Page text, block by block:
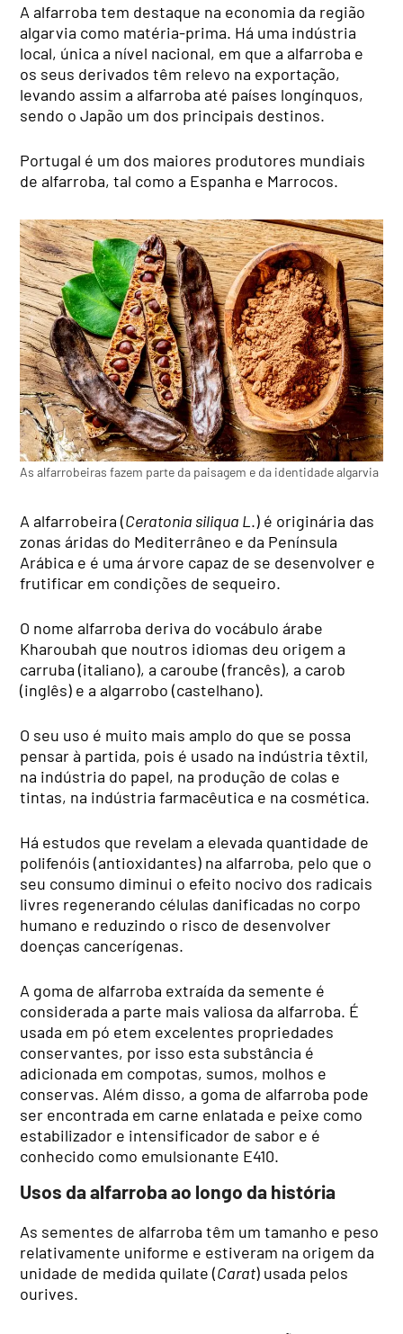
A alfarroba tem destaque na economia da região
algarvia como matéria-prima. Há uma indústria
local, única a nível nacional, em que a alfarroba e
os seus derivados têm relevo na exportação,
levando assim a alfarroba até países longínquos,
sendo o Japão um dos principais destinos.
Portugal é um dos maiores produtores mundiais
de alfarroba, tal como a Espanha e Marrocos.
As alfarrobeiras fazem parte da paisagem e da identidade algarvia
A alfarrobeira (Ceratonia siliqua L.) é originária das
zonas áridas do Mediterrâneo e da Península
Arábica e é uma árvore capaz de se desenvolver e
frutificar em condições de sequeiro.
O nome alfarroba deriva do vocábulo árabe
Kharoubah que noutros idiomas deu origem a
carruba (italiano), a caroube (francês), a carob
(inglês) e a algarrobo (castelhano).
O seu uso é muito mais amplo do que se possa
pensar à partida, pois é usado na indústria têxtil,
na indústria do papel, na produção de colas e
tintas, na indústria farmacêutica e na cosmética.
Há estudos que revelam a elevada quantidade de
polifenóis (antioxidantes) na alfarroba, pelo que o
seu consumo diminui o efeito nocivo dos radicais
livres regenerando células danificadas no corpo
humano e reduzindo o risco de desenvolver
doenças cancerígenas.
A goma de alfarroba extraída da semente é
considerada a parte mais valiosa da alfarroba. É
usada em pó etem excelentes propriedades
conservantes, por isso esta substância é
adicionada em compotas, sumos, molhos e
conservas. Além disso, a goma de alfarroba pode
ser encontrada em carne enlatada e peixe como
estabilizador e intensificador de sabor e é
conhecido como emulsionante E410.
Usos da alfarroba ao longo da história
As sementes de alfarroba têm um tamanho e peso
relativamente uniforme e estiveram na origem da
unidade de medida quilate (Carat) usada pelos
ourives.